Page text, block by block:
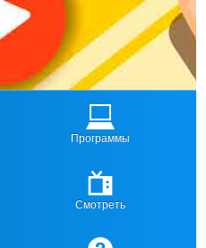
Программы
Смотреть